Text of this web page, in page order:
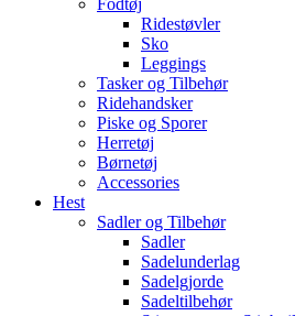
Fodtøj
Ridestøvler
Sko
Leggings
Tasker og Tilbehør
Ridehandsker
Piske og Sporer
Herretøj
Børnetøj
Accessories
Hest
Sadler og Tilbehør
Sadler
Sadelunderlag
Sadelgjorde
Sadeltilbehør